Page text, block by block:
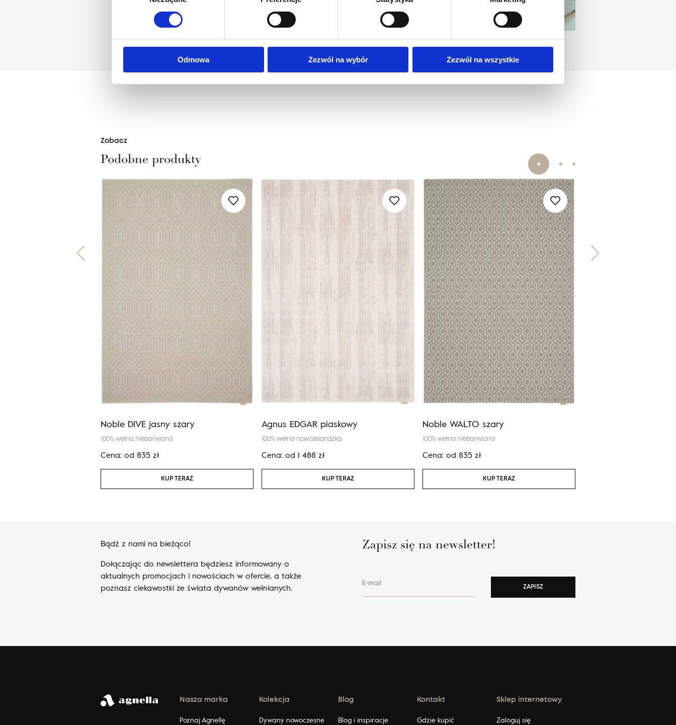
Odmowa Zezwól na wybór Zezwól na wszystkie
Zobacz
Podobne produkty
Noble DIVE jasny szary
100% wełna niebarwiona
Cena: od 835 zł
KUP TERAZ
Agnus EDGAR piaskowy
100% wełna nowozelandzka
Cena: od 1 488 zł
KUP TERAZ
Noble WALTO szary
100% wełna niebarwiona
Cena: od 835 zł
KUP TERAZ
Bądź z nami na bieżąco!
Dołączając do newslettera będziesz informowany o
aktualnych promocjach i nowościach w ofercie, a także
poznasz ciekawostki ze świata dywanów wełnianych.
Zapisz się na newsletter!
E-mail ZAPISZ
Nasza marka
Poznaj Agnellę
Kolekcja
Dywany nowoczesne
Blog
Blog i inspiracje
Kontakt
Gdzie kupić
Sklep internetowy
Zaloguj się